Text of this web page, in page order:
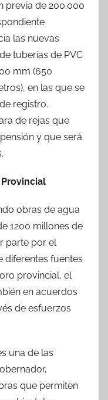
previa de 200.000
las nuevas
tuberías de PVC
mm (650
en las que se
registro.
de rejas que
y que será
obras de agua
1200 millones de
parte por el
diferentes fuentes
provincial, el
en acuerdos
de esfuerzos
una de las
que permiten